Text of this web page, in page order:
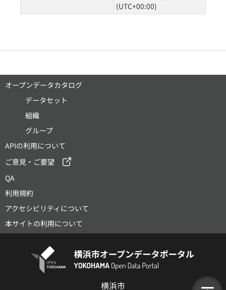
(UTC+00:00)
オープンデータカタログ
データセット
組織
グループ
APIの利用について
ご意見・ご要望
QA
利用規約
アクセシビリティについて
本サイトの利用について
横浜市